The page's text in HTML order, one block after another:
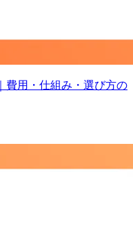
費用・仕組み・選び方の